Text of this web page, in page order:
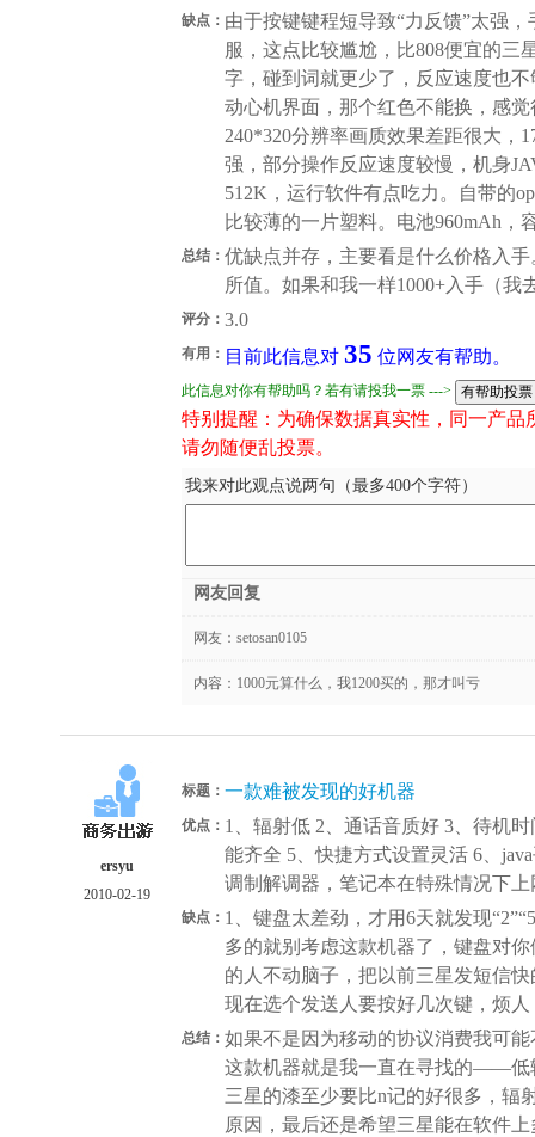
缺点： 由于按键键程短导致“力反馈”太强
服，这点比较尴尬，比808便宜的三
字，碰到词就更少了，反应速度也
动心机界面，那个红色不能换，感
240*320分辨率画质效果差距很大，
强，部分操作反应速度较慢，机身
512K，运行软件有点吃力。自带的
比较薄的一片塑料。电池960mAh，
总结： 优缺点并存，主要看是什么价格入
所值。如果和我一样1000+入手（
评分： 3.0
有用： 目前此信息对 35 位网友有帮助。
此信息对你有帮助吗？若有请投我一票 --->
特别提醒：为确保数据真实性，同一产
请勿随便乱投票。
我来对此观点说两句（最多400个字符）
网友回复
网友： setosan0105
内容：1000元算什么，我1200买的，那才叫亏
ersyu
2010-02-19
标题： 一款难被发现的好机器
优点： 1、辐射低 2、通话音质好 3、待机
能齐全 5、快捷方式设置灵活 6、
调制解调器，笔记本在特殊情况下
缺点： 1、键盘太差劲，才用6天就发现
多的就别考虑这款机器了，键盘对
的人不动脑子，把以前三星发短信
现在选个发送人要按好几次键，烦人
总结： 如果不是因为移动的协议消费我可
这款机器就是我一直在寻找的——低
三星的漆至少要比n记的好很多，辐
原因，最后还是希望三星能在软件